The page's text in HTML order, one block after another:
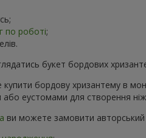
по роботі;
букет бордових
бордову хризантему в
еустомами для створення
ви можете замовити